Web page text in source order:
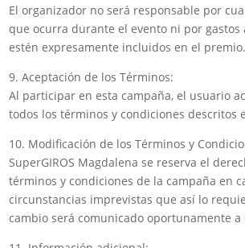
El organizador no será responsable por
que ocurra durante el evento ni por gastos
estén expresamente incluidos en el premio.
9. Aceptación de los Términos:
Al participar en esta campaña, el usuario
todos los términos y condiciones descritos
10. Modificación de los Términos y
SuperGIROS Magdalena se reserva el
términos y condiciones de la campaña en
circunstancias imprevistas que así lo
cambio será comunicado oportunamente